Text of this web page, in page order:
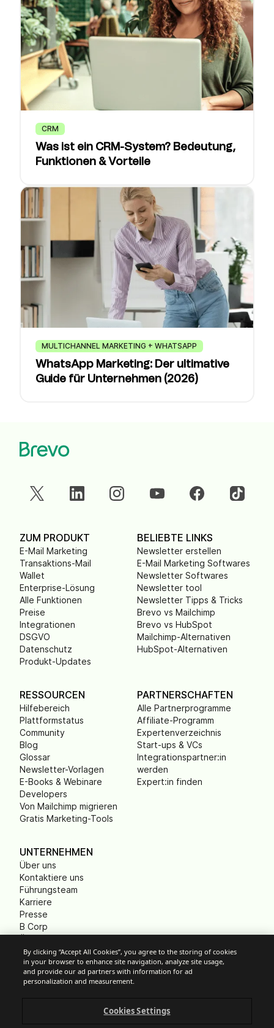
CRM
Was ist ein CRM-System? Bedeutung,
Funktionen & Vorteile
MULTICHANNEL MARKETING + WHATSAPP
WhatsApp Marketing: Der ultimative
Guide für Unternehmen (2026)
ZUM PRODUKT
E-Mail Marketing
Transaktions-Mail
Wallet
Enterprise-Lösung
Alle Funktionen
Preise
Integrationen
DSGVO
Datenschutz
Produkt-Updates
BELIEBTE LINKS
Newsletter erstellen
E-Mail Marketing Softwares
Newsletter Softwares
Newsletter tool
Newsletter Tipps & Tricks
Brevo vs Mailchimp
Brevo vs HubSpot
Mailchimp-Alternativen
HubSpot-Alternativen
RESSOURCEN
Hilfebereich
Plattformstatus
Community
Blog
Glossar
Newsletter-Vorlagen
E-Books & Webinare
Developers
Von Mailchimp migrieren
Gratis Marketing-Tools
PARTNERSCHAFTEN
Alle Partnerprogramme
Affiliate-Programm
Expertenverzeichnis
Start-ups & VCs
Integrationspartner:in
werden
Expert:in finden
UNTERNEHMEN
Über uns
Kontaktiere uns
Führungsteam
Karriere
Presse
B Corp
Gemeinnützige
Organisationen (NPO)
Cookie-Einstellungen
By clicking “Accept All Cookies”, you agree to the storing of cookies
in your browser to enhance site navigation, analyze site usage,
and provide our ad partners with information for ad
personalization and measurement.
Cookies Settings